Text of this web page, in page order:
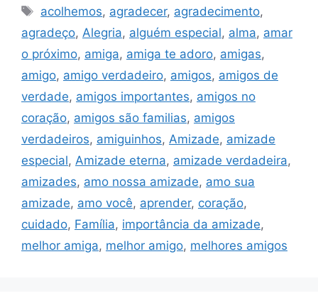
Tags
acolhemos, agradecer, agradecimento,
agradeço, Alegria, alguém especial, alma, amar
o próximo, amiga, amiga te adoro, amigas,
amigo, amigo verdadeiro, amigos, amigos de
verdade, amigos importantes, amigos no
coração, amigos são familias, amigos
verdadeiros, amiguinhos, Amizade, amizade
especial, Amizade eterna, amizade verdadeira,
amizades, amo nossa amizade, amo sua
amizade, amo você, aprender, coração,
cuidado, Família, importância da amizade,
melhor amiga, melhor amigo, melhores amigos